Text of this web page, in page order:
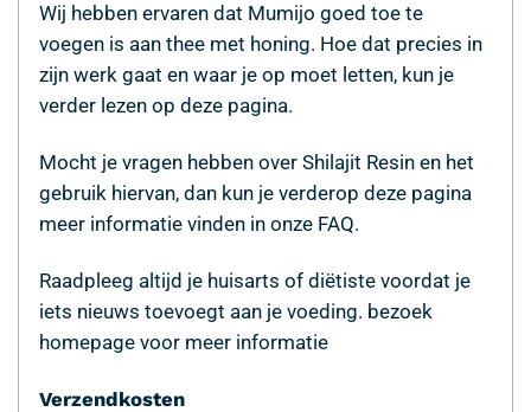
Wij hebben ervaren dat Mumijo goed toe te
voegen is aan thee met honing. Hoe dat precies in
zijn werk gaat en waar je op moet letten, kun je
verder lezen op deze pagina.
Mocht je vragen hebben over Shilajit Resin en het
gebruik hiervan, dan kun je verderop deze pagina
meer informatie vinden in onze FAQ.
Raadpleeg altijd je huisarts of diëtiste voordat je
iets nieuws toevoegt aan je voeding. bezoek
homepage voor meer informatie
Verzendkosten